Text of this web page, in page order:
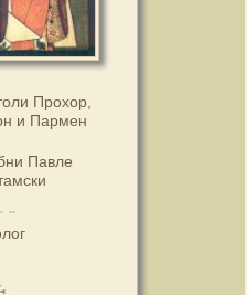
Прохор,
и Пармен
Павле